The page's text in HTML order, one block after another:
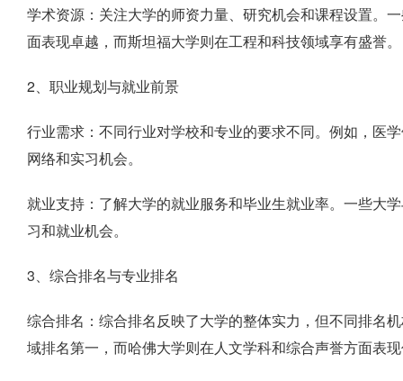
学术资源：关注大学的师资力量、研究机会和课程设置。
面表现卓越，而斯坦福大学则在工程和科技领域享有盛誉。
2、职业规划与就业前景
行业需求：不同行业对学校和专业的要求不同。例如，医
网络和实习机会。
就业支持：了解大学的就业服务和毕业生就业率。一些大
习和就业机会。
3、综合排名与专业排名
综合排名：综合排名反映了大学的整体实力，但不同排名
域排名第一，而哈佛大学则在人文学科和综合声誉方面表